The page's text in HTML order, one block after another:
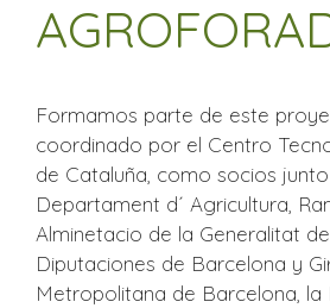
Formamos parte de este
coordinado por el Centro
de Cataluña, como socios
Departament d´ Agricultura,
Alminetacio de la Generalitat
Diputaciones de Barcelona y
Metropolitana de Barcelona, la